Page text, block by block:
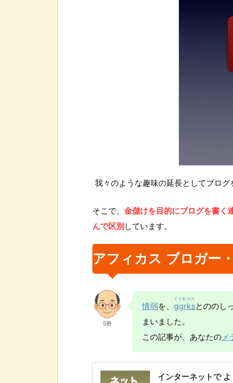
我々のような趣味の延長としてブログ
そこで、 金儲けを目的にブログを書く
んで区別 しています。
アフィカス ブロガー
S爺
情弱を、 ggrks
ぐぐれカス
とののし
まいました。
この記事が、あなたのメ
インターネットで